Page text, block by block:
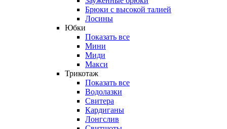
Брюки с высокой талией
Лосины
Юбки
Показать все
Мини
Миди
Макси
Трикотаж
Показать все
Водолазки
Свитера
Кардиганы
Лонгслив